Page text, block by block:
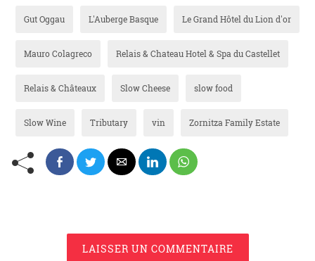
Gut Oggau L'Auberge Basque Le Grand Hôtel du Lion d'or
Mauro Colagreco Relais & Chateau Hotel & Spa du Castellet
Relais & Châteaux Slow Cheese slow food
Slow Wine Tributary vin Zornitza Family Estate
LAISSER UN COMMENTAIRE